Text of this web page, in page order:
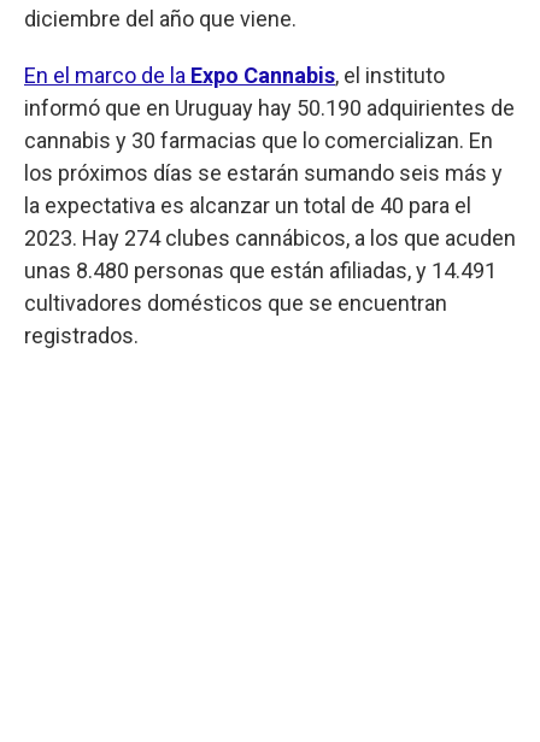
diciembre del año que viene.
En el marco de la Expo Cannabis, el instituto
informó que en Uruguay hay 50.190 adquirientes de
cannabis y 30 farmacias que lo comercializan. En
los próximos días se estarán sumando seis más y
la expectativa es alcanzar un total de 40 para el
2023. Hay 274 clubes cannábicos, a los que acuden
unas 8.480 personas que están afiliadas, y 14.491
cultivadores domésticos que se encuentran
registrados.